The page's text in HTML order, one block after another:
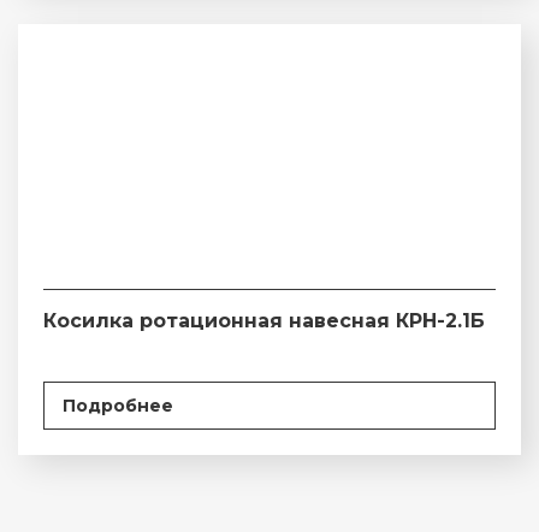
Косилка ротационная навесная КРН-2.1Б
Подробнее